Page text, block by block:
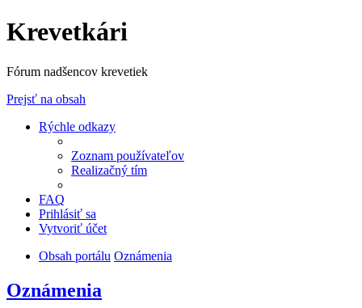
Krevetkári
Fórum nadšencov krevetiek
Prejsť na obsah
Rýchle odkazy
Zoznam používateľov
Realizačný tím
FAQ
Prihlásiť sa
Vytvoriť účet
Obsah portálu Oznámenia
Oznámenia